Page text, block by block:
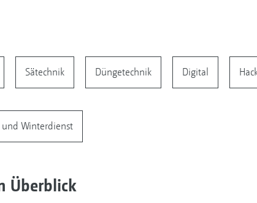
Sätechnik Düngetechnik Digital
Winterdienst
Überblick